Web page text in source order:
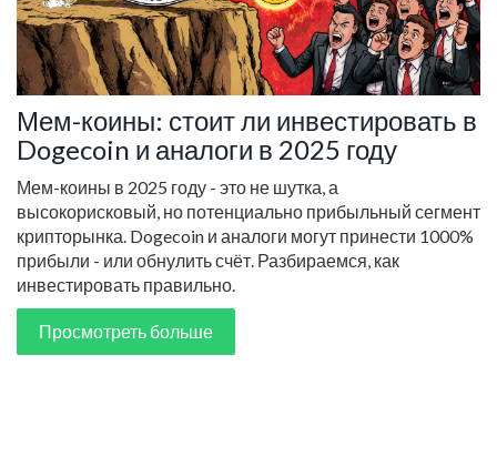
Мем-коины: стоит ли инвестировать в
Dogecoin и аналоги в 2025 году
Мем-коины в 2025 году - это не шутка, а
высокорисковый, но потенциально прибыльный сегмент
крипторынка. Dogecoin и аналоги могут принести 1000%
прибыли - или обнулить счёт. Разбираемся, как
инвестировать правильно.
Просмотреть больше